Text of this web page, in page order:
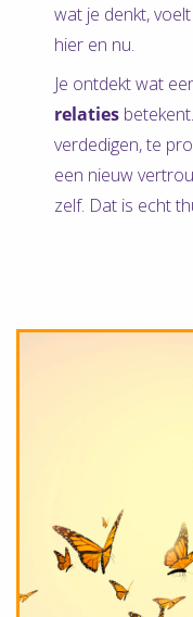
wat je denkt,
hier en nu.
Je ontdekt wat
relaties
verdedigen, te
een nieuw
zelf. Dat is echt